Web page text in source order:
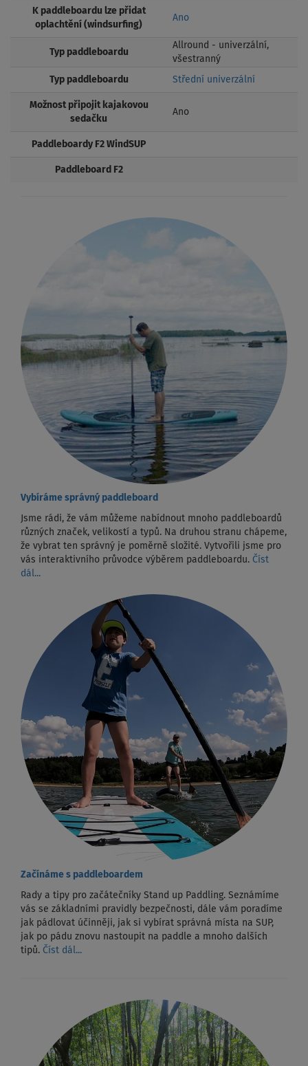
K paddleboardu lze přidat
oplachtění (windsurfing)
Ano
Typ paddleboardu
Allround - univerzální,
všestranný
Typ paddleboardu Střední univerzální
Možnost připojit kajakovou
sedačku
Ano
Paddleboardy F2 WindSUP
Paddleboard F2
Vybíráme správný paddleboard
Jsme rádi, že vám můžeme nabídnout mnoho paddleboardů
různých značek, velikostí a typů. Na druhou stranu chápeme,
že vybrat ten správný je poměrně složité. Vytvořili jsme pro
vás interaktivního průvodce výběrem paddleboardu. Číst
dál...
Začínáme s paddleboardem
Rady a tipy pro začátečníky Stand up Paddling. Seznámíme
vás se základními pravidly bezpečnosti, dále vám poradíme
jak pádlovat účinněji, jak si vybírat správná místa na SUP,
jak po pádu znovu nastoupit na paddle a mnoho dalších
tipů. Číst dál...